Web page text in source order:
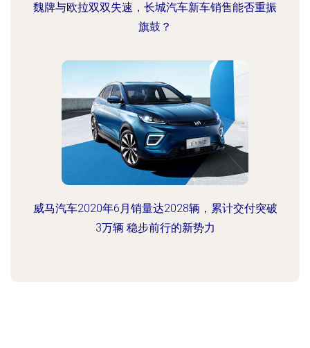
魏牌与欧拉双双失速，长城汽车新车销售能否重振
旗鼓？
威马汽车2020年6月销量达2028辆，累计交付突破
3万辆 稳步前行的新势力